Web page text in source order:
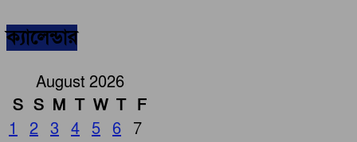
ক্যালেন্ডার
August 2026
S S M T W T F
1
2 3 4 5 6
7